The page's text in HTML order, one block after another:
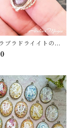
ブラドライイトのペ
トップ